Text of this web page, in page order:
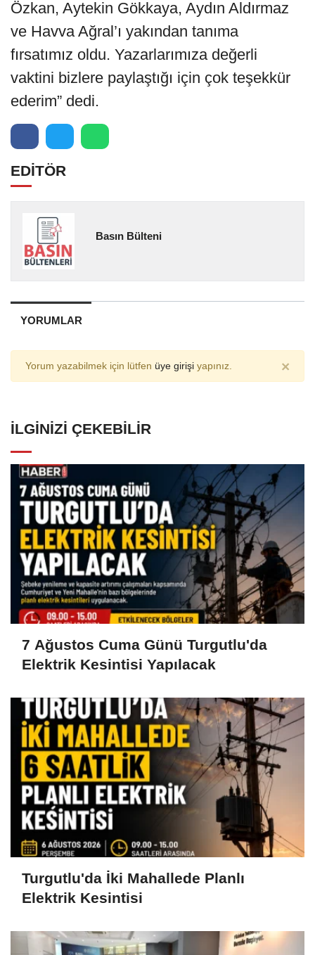
Özkan, Aytekin Gökkaya, Aydın Aldırmaz
ve Havva Ağral’ı yakından tanıma
fırsatımız oldu. Yazarlarımıza değerli
vaktini bizlere paylaştığı için çok teşekkür
ederim” dedi.
EDİTÖR
Basın Bülteni
YORUMLAR
Yorum yazabilmek için lütfen üye girişi yapınız. ×
İLGINIZI ÇEKEBILIR
7 Ağustos Cuma Günü Turgutlu'da
Elektrik Kesintisi Yapılacak
Turgutlu'da İki Mahallede Planlı
Elektrik Kesintisi